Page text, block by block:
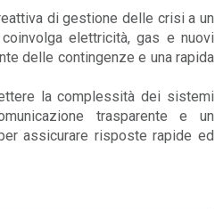
di gestione delle crisi a un
elettricità, gas e nuovi
delle contingenze e una rapida
la complessità dei sistemi
trasparente e un
assicurare risposte rapide ed